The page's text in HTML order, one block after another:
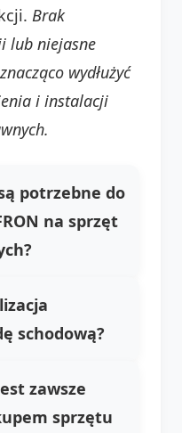
Brak
lub niejasne
wydłużyć
i instalacji
potrzebne do
na sprzęt
schodową?
zawsze
sprzętu